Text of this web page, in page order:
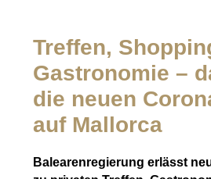
Treffen,
Gastronomie –
die neuen
auf Mallorca
Balearenregierung erlässt